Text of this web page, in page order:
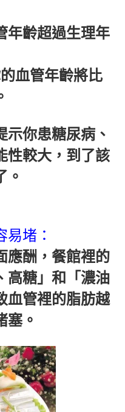
年齡超過生理年
血管年齡將比
示你患糖尿病、
性較大，到了該
。
堵：
應酬，餐館裡的
高糖」和「濃油
血管裡的脂肪越
塞。